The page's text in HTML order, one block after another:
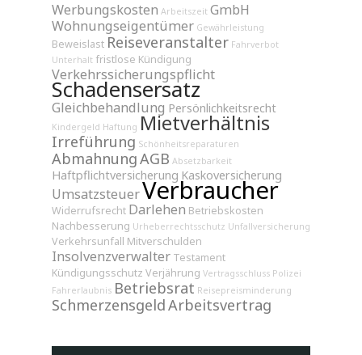
Werbungskosten Arbeitszeit GmbH
Wohnungseigentümer Gewährleistung
Beweislast Reiseveranstalter Fahrverbot
Unterhalt fristlose Kündigung
Verkehrssicherungspflicht
Schadensersatz
Gleichbehandlung Persönlichkeitsrecht
Kindergeld Haftung Mietverhältnis
Irreführung Schönheitsreparaturen
AbmahnungAGB Absetzbarkeit
Haftpflichtversicherung Kaskoversicherung
UmsatzsteuerVerbraucher
Widerrufsrecht Darlehen Betriebskosten
Nachbesserung Urheberrechtsschutz Unfallversicherung
Verkehrsunfall Mitverschulden
Insolvenzverwalter Testament
Kündigungsschutz Verjährung Vertragsschluss Polizei
Fahrerlaubnis Betriebsrat Reisepreisminderung
SchmerzensgeldArbeitsvertrag